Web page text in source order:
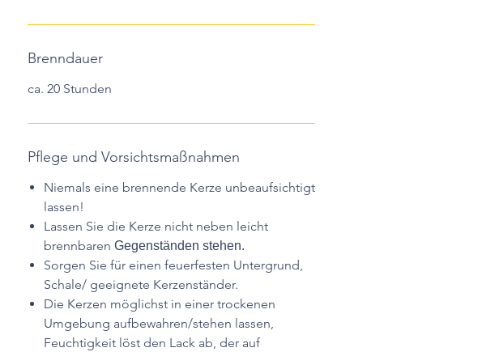
Brenndauer
ca. 20 Stunden
Pflege und Vorsichtsmaßnahmen
Niemals eine brennende Kerze unbeaufsichtigt
lassen!
Lassen Sie die Kerze nicht neben leicht
brennbaren Gegenständen stehen.
Sorgen Sie für einen feuerfesten Untergrund,
Schale/ geeignete Kerzenständer.
Die Kerzen möglichst in einer trockenen
Umgebung aufbewahren/stehen lassen,
Feuchtigkeit löst den Lack ab, der auf